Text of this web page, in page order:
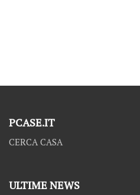
PCASE.IT
CERCA CASA
ULTIME NEWS